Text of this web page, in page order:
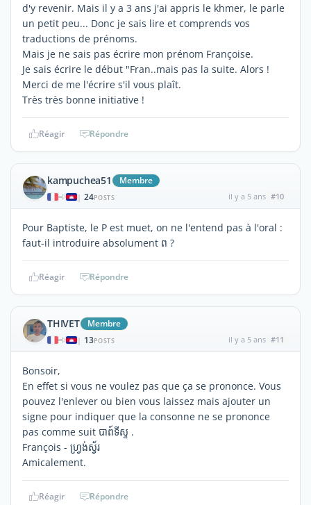
d'y revenir. Mais il y a 3 ans j'ai appris le khmer, le parle
un petit peu... Donc je sais lire et comprends vos
traductions de prénoms.
Mais je ne sais pas écrire mon prénom Françoise.
Je sais écrire le début "Fran..mais pas la suite. Alors !
Merci de me l'écrire s'il vous plaît.
Très très bonne initiative !
Réagir Répondre
kampuchea51 Membre
| 24POSTS il y a 5 ans #10
Pour Baptiste, le P est muet, on ne l'entend pas à l'oral :
faut-il introduire absolument ព ?
Réagir Répondre
THIVET Membre
| 13POSTS il y a 5 ans #11
Bonsoir,
En effet si vous ne voulez pas que ça se prononce. Vous
pouvez l'enlever ou bien vous laissez mais ajouter un
signe pour indiquer que la consonne ne se prononce
pas comme suit បាព៍ទីស្ទ .
François - ហ្វ្រង់ស្វ័រ
Amicalement.
Réagir Répondre